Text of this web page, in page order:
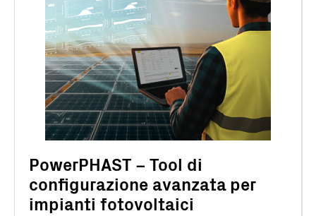
PowerPHAST – Tool di
configurazione avanzata per
impianti fotovoltaici